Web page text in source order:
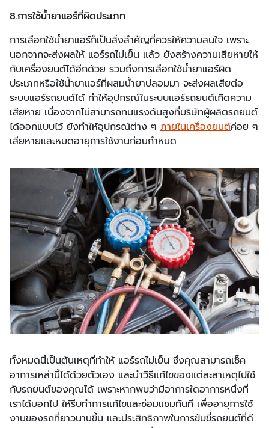
8.การใช้น้ำยาแอร์ที่ผิดประเภท
การเลือกใช้น้ำยาแอร์ก็เป็นสิ่งสำคัญที่ควรให้ความสนใจ เพราะ
นอกจากจะส่งผลให้ แอร์รถไม่เย็น แล้ว ยังสร้างความเสียหายให้
กับเครื่องยนต์ได้อีกด้วย รวมถึงการเลือกใช้น้ำยาแอร์ผิด
ประเภทหรือใช้น้ำยาแอร์ที่ผสมน้ำยาปลอมมา จะส่งผลเสียต่อ
ระบบแอร์รถยนต์ได้ ทำให้อุปกรณ์ในระบบแอร์รถยนต์เกิดความ
เสียหาย เนื่องจากไม่สามารถทนแรงดันสูงที่บริษัทผู้ผลิตรถยนต์
ได้ออกแบบไว้ ยังทำให้อุปกรณ์ต่าง ๆ ภายในเครื่องยนต์ค่อย ๆ
เสียหายและหมดอายุการใช้งานก่อนกำหนด
ทั้งหมดนี้เป็นต้นเหตุที่ทำให้ แอร์รถไม่เย็น ซึ่งคุณสามารถเช็ค
อาการเหล่านี้ได้ด้วยตัวเอง และนำวิธีแก้ไขของแต่ละสาเหตุไปใช้
กับรถยนต์ของคุณได้ เพราะหากพบว่ามีอาการใดอาการหนึ่งที่
เราได้บอกไป ให้รีบทำการแก้ไขและซ่อมแซมทันที เพื่ออายุการใช้
งานของรถที่ยาวนานขึ้น และประสิทธิภาพในการขับขี่รถยนต์ที่ดี